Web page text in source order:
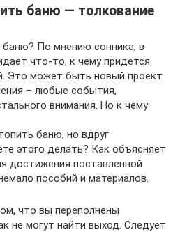
баню — толкование
баню? По мнению сонника, в
что-то, к чему придется
Это может быть новый проект
– любые события,
внимания. Но к чему
баню, но вдруг
этого делать? Как объясняет
достижения поставленной
пособий и материалов.
что вы переполнены
не могут найти выход. Следует